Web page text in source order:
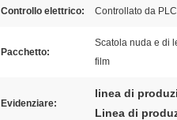
Controllo elettrico: Controllato da PLC
Pacchetto:
Scatola nuda e di
film
Evidenziare:
linea di
Linea di